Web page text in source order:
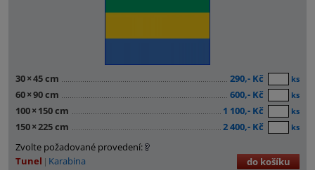
30×45 cm 290,- Kč ks
60×90 cm 600,- Kč ks
100× 150 cm 1 100,- Kč ks
150×225 cm 2 400,- Kč ks
Zvolte požadované provedení:
Tunel
Karabina do košíku